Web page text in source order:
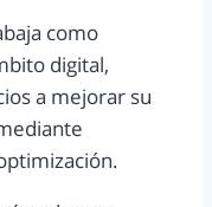
como
digital,
a mejorar su